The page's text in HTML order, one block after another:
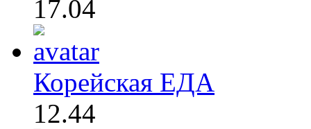
17.04
Корейская ЕДА
12.44